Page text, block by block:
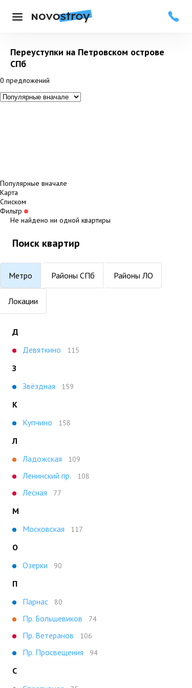
Меню
Переуступки на Петровском острове
СПб
0 предложений
Популярные вначале
Карта
Списком
Фильтр
Не найдено ни одной квартиры
Поиск квартир
Метро Районы СПб Районы ЛО
Локации
Д
Девяткино
115
З
Звёздная
159
К
Купчино
158
Л
Ладожская
109
Ленинский пр. 108
Лесная 77
М
Московская
117
О
Озерки
90
П
Парнас
80
Пр. Большевиков 74
Пр. Ветеранов 106
Пр. Просвещения 94
С